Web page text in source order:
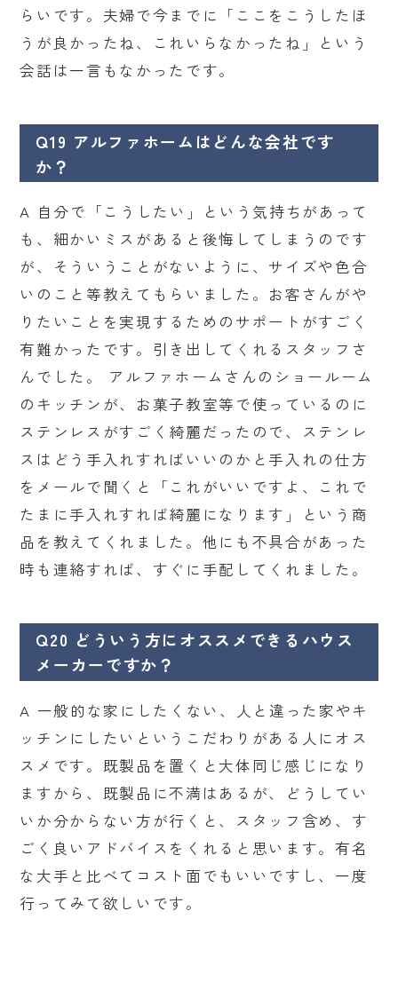
らいです。夫婦で今までに「ここをこうしたほ
うが良かったね、これいらなかったね」という
会話は一言もなかったです。
Q19 アルファホームはどんな会社です
か？
A 自分で「こうしたい」という気持ちがあって
も、細かいミスがあると後悔してしまうのです
が、そういうことがないように、サイズや色合
いのこと等教えてもらいました。お客さんがや
りたいことを実現するためのサポートがすごく
有難かったです。引き出してくれるスタッフさ
んでした。 アルファホームさんのショールーム
のキッチンが、お菓子教室等で使っているのに
ステンレスがすごく綺麗だったので、ステンレ
スはどう手入れすればいいのかと手入れの仕方
をメールで聞くと「これがいいですよ、これで
たまに手入れすれば綺麗になります」という商
品を教えてくれました。他にも不具合があった
時も連絡すれば、すぐに手配してくれました。
Q20 どういう方にオススメできるハウス
メーカーですか？
A 一般的な家にしたくない、人と違った家やキ
ッチンにしたいというこだわりがある人にオス
スメです。既製品を置くと大体同じ感じになり
ますから、既製品に不満はあるが、どうしてい
いか分からない方が行くと、スタッフ含め、す
ごく良いアドバイスをくれると思います。有名
な大手と比べてコスト面でもいいですし、一度
行ってみて欲しいです。